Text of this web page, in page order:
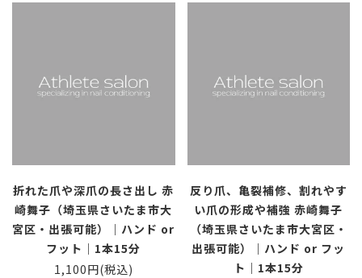
折れた爪や深爪の長さ出し 赤
崎舞子（埼玉県さいたま市大
宮区・出張可能）｜ハンド or
フット｜1本15分
1,100円(税込)
反り爪、亀裂補修、割れやす
い爪の形成や補強 赤崎舞子
（埼玉県さいたま市大宮区・
出張可能）｜ハンド or フッ
ト｜1本15分